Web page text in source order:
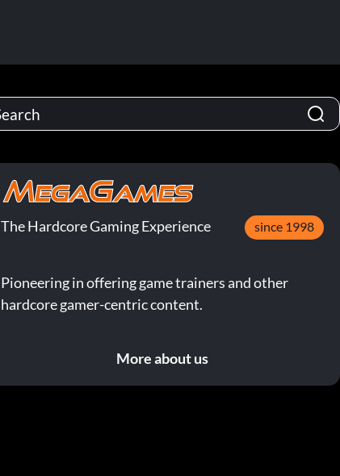
The Hardcore Gaming Experience since 1998
Pioneering in offering game trainers and other
hardcore gamer-centric content.
More about us